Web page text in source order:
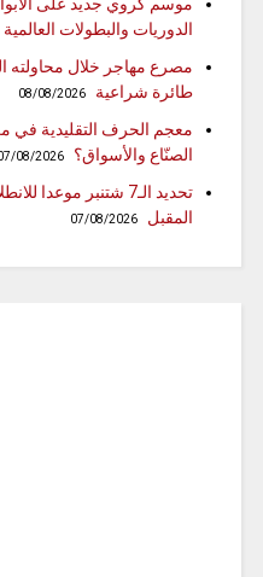
موسم كروي جديد على
الدوريات والبطولات العالمية
مصرع مهاجر خلال محاولته
طائرة شراعية
08/08/2026
الصنّاع والأسواق؟
08/2026
تحديد الـ7 شتنبر
المقبل
07/08/2026